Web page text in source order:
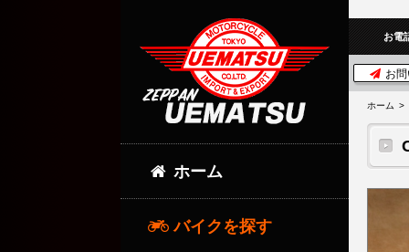
お電
お
ホーム
ホーム
バイクを探す